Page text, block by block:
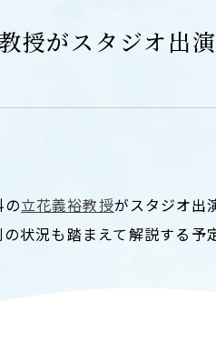
OUR OPEN
ACADEMICS
教育（学部・大学院等）
授がスタジオ出
の立花義裕教授がスタジオ出
状況も踏まえて解説する予